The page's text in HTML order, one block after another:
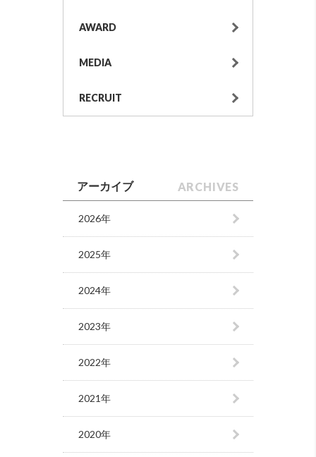
AWARD
MEDIA
RECRUIT
アーカイブ ARCHIVES
2026年
2025年
2024年
2023年
2022年
2021年
2020年